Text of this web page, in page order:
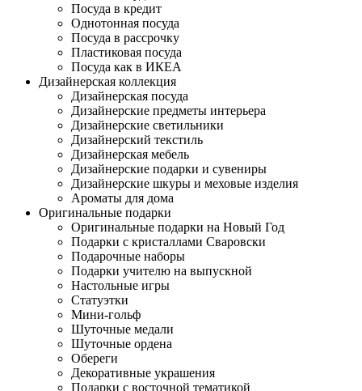
Посуда в кредит
Однотонная посуда
Посуда в рассрочку
Пластиковая посуда
Посуда как в ИКЕА
Дизайнерская коллекция
Дизайнерская посуда
Дизайнерские предметы интерьера
Дизайнерские светильники
Дизайнерский текстиль
Дизайнерская мебель
Дизайнерские подарки и сувениры
Дизайнерские шкуры и меховые изделия
Ароматы для дома
Оригинальные подарки
Оригинальные подарки на Новый Год
Подарки с кристаллами Сваровски
Подарочные наборы
Подарки учителю на выпускной
Настольные игры
Статуэтки
Мини-гольф
Шуточные медали
Шуточные ордена
Обереги
Декоративные украшения
Подарки с восточной тематикой